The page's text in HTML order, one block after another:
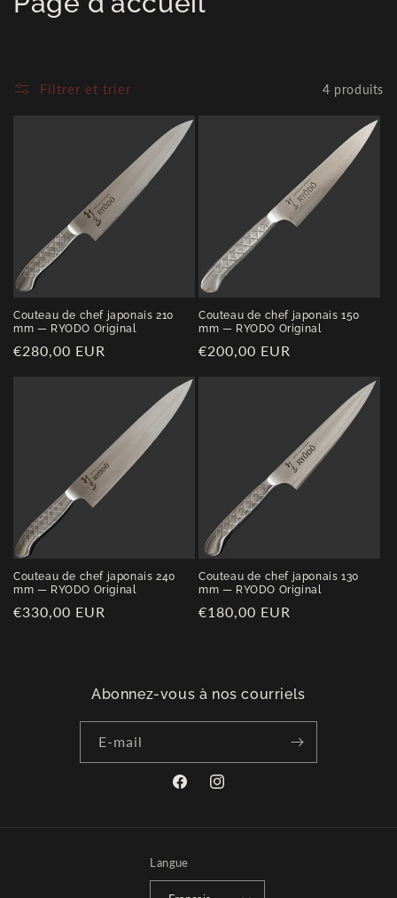
o
n
:
Filtrer et trier 4 produits
Couteau de chef japonais 210
mm — RYODO Original
Prix
€280,00 EUR
Couteau de chef japonais 150
mm — RYODO Original
Prix
€200,00 EUR
Couteau de chef japonais 240
mm — RYODO Original
Prix
€330,00 EUR
Couteau de chef japonais 130
mm — RYODO Original
Prix
€180,00 EUR
Abonnez-vous à nos courriels
E-mail
FacebookInstagram
Langue